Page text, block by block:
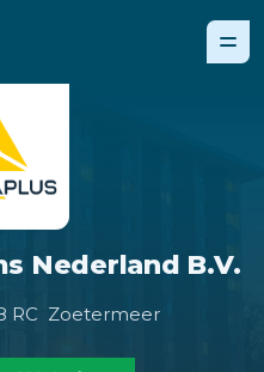
Nederland B.V.
RC Zoetermeer